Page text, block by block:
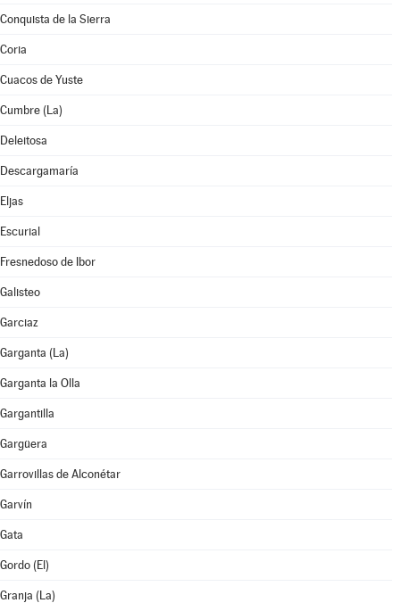
Conquista de la Sierra
Coria
Cuacos de Yuste
Cumbre (La)
Deleitosa
Descargamaría
Eljas
Escurial
Fresnedoso de Ibor
Galisteo
Garciaz
Garganta (La)
Garganta la Olla
Gargantilla
Gargüera
Garrovillas de Alconétar
Garvín
Gata
Gordo (El)
Granja (La)